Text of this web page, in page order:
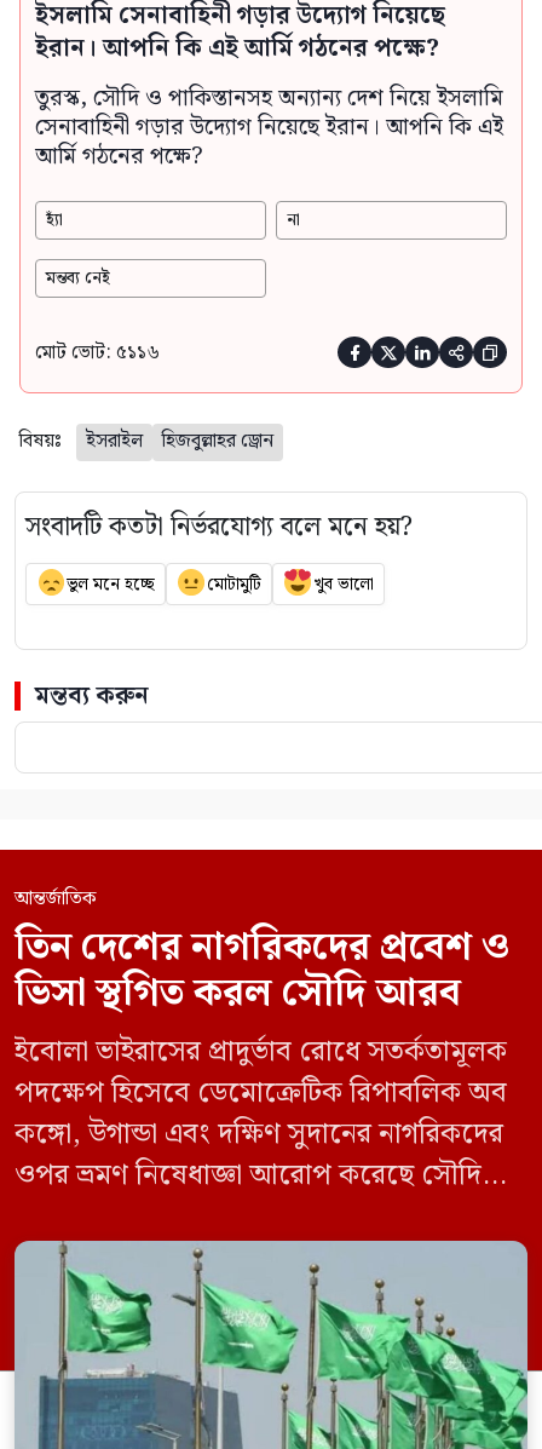
ইসলামি সেনাবাহিনী গড়ার উদ্যোগ নিয়েছে
ইরান। আপনি কি এই আর্মি গঠনের পক্ষে?
তুরস্ক, সৌদি ও পাকিস্তানসহ অন্যান্য দেশ নিয়ে ইসলামি
সেনাবাহিনী গড়ার উদ্যোগ নিয়েছে ইরান। আপনি কি এই
আর্মি গঠনের পক্ষে?
হ্যাঁ না
মন্তব্য নেই
মোট ভোট: ৫১১৬     
বিষয়ঃ ইসরাইল হিজবুল্লাহর ড্রোন
সংবাদটি কতটা নির্ভরযোগ্য বলে মনে হয়?
ভুল মনে হচ্ছে মোটামুটি খুব ভালো
মন্তব্য করুন
আন্তর্জাতিক
তিন দেশের নাগরিকদের প্রবেশ ও
ভিসা স্থগিত করল সৌদি আরব
ইবোলা ভাইরাসের প্রাদুর্ভাব রোধে সতর্কতামূলক
পদক্ষেপ হিসেবে ডেমোক্রেটিক রিপাবলিক অব
কঙ্গো, উগান্ডা এবং দক্ষিণ সুদানের নাগরিকদের
ওপর ভ্রমণ নিষেধাজ্ঞা আরোপ করেছে সৌদি
যেকোনো ভ্রমণকারীর জন্য ভিসা ইস্যু এবং
সৌদিতে প্রবেশ সাময়িকভাবে স্থগিত করা
হয়েছে। সৌদি প্রেস এজেন্সি (এসপিএ)
জানিয়েছে, এই নিষেধাজ্ঞা শুধুমাত্র সরাসরি ওই
তিন দেশ থেকে […]